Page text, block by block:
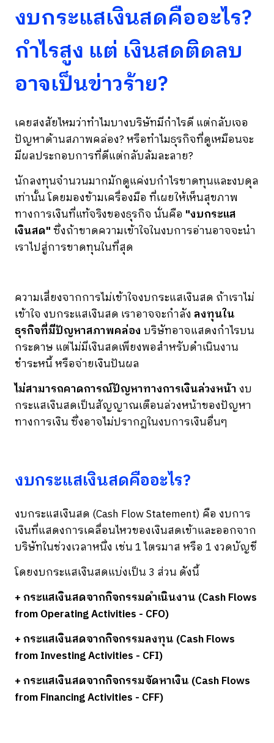
งบกระแสเงินสดคืออะไร?
กำไรสูง แต่ เงินสดติดลบ
อาจเป็นข่าวร้าย?
เคยสงสัยไหมว่าทำไมบางบริษัทมีกำไรดี แต่กลับเจอ
ปัญหาด้านสภาพคล่อง? หรือทำไมธุรกิจที่ดูเหมือนจะ
มีผลประกอบการที่ดีแต่กลับล้มละลาย?
นักลงทุนจำนวนมากมักดูแค่งบกำไรขาดทุนและงบดุล
เท่านั้น โดยมองข้ามเครื่องมือ ที่เผยให้เห็นสุขภาพ
ทางการเงินที่แท้จริงของธุรกิจ นั่นคือ "งบกระแส
เงินสด"ซึ่งถ้าขาดความเข้าใจในงบการอ่านอาจจะนำ
เราไปสู่การขาดทุนในที่สุด
ความเสี่ยงจากการไม่เข้าใจงบกระแสเงินสด ถ้าเราไม่
เข้าใจ งบกระแสเงินสด เราอาจจะกำลัง ลงทุนใน
ธุรกิจที่มีปัญหาสภาพคล่อง บริษัทอาจแสดงกำไรบน
กระดาษ แต่ไม่มีเงินสดเพียงพอสำหรับดำเนินงาน
ชำระหนี้ หรือจ่ายเงินปันผล
ไม่สามารถคาดการณ์ปัญหาทางการเงินล่วงหน้างบ
กระแสเงินสดเป็นสัญญาณเตือนล่วงหน้าของปัญหา
ทางการเงิน ซึ่งอาจไม่ปรากฏในงบการเงินอื่นๆ
งบกระแสเงินสดคืออะไร?
งบกระแสเงินสด (Cash Flow Statement) คือ งบการ
เงินที่แสดงการเคลื่อนไหวของเงินสดเข้าและออกจาก
บริษัทในช่วงเวลาหนึ่ง เช่น 1 ไตรมาส หรือ 1 งวดบัญชี
โดยงบกระแสเงินสดแบ่งเป็น 3 ส่วน ดังนี้
+ กระแสเงินสดจากกิจกรรมดำเนินงาน (Cash Flows
from Operating Activities - CFO)
+ กระแสเงินสดจากกิจกรรมลงทุน (Cash Flows
from Investing Activities - CFI)
+ กระแสเงินสดจากกิจกรรมจัดหาเงิน (Cash Flows
from Financing Activities - CFF)